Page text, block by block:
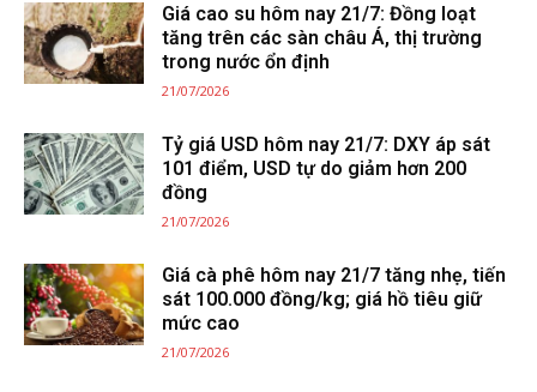
Giá cao su hôm nay 21/7: Đồng loạt
tăng trên các sàn châu Á, thị trường
trong nước ổn định
21/07/2026
Tỷ giá USD hôm nay 21/7: DXY áp sát
101 điểm, USD tự do giảm hơn 200
đồng
21/07/2026
Giá cà phê hôm nay 21/7 tăng nhẹ, tiến
sát 100.000 đồng/kg; giá hồ tiêu giữ
mức cao
21/07/2026